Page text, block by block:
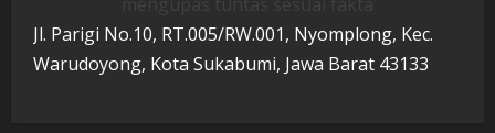
Jl. Parigi No.10, RT.005/RW.001, Nyomplong, Kec.
Warudoyong, Kota Sukabumi, Jawa Barat 43133